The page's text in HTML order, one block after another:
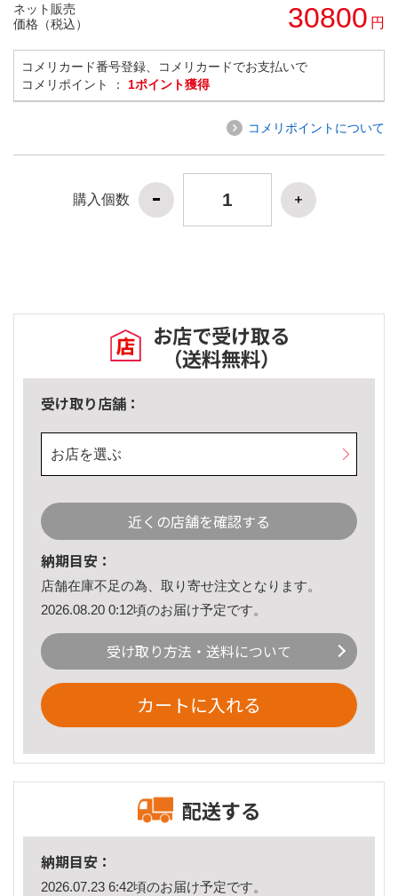
ネット販売
価格（税込）
30800 円
コメリカード番号登録、コメリカードでお支払いで
コメリポイント ： 1ポイント獲得
コメリポイントについて
購入個数
お店で受け取る
（送料無料）
受け取り店舗：
お店を選ぶ
近くの店舗を確認する
納期目安：
店舗在庫不足の為、取り寄せ注文となります。
2026.08.20 0:12頃のお届け予定です。
受け取り方法・送料について
カートに入れる
配送する
納期目安：
2026.07.23 6:42頃のお届け予定です。